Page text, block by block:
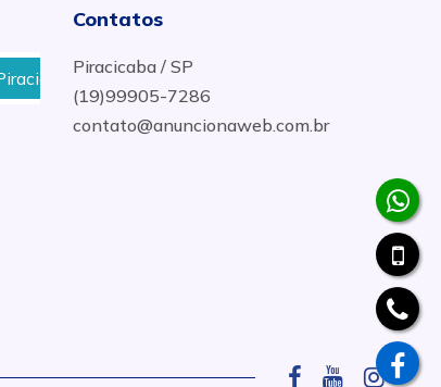
Jardim Europa em Piracicaba
Contatos
Piracicaba / SP
(19)99905-7286
contato@anuncionaweb.com.br